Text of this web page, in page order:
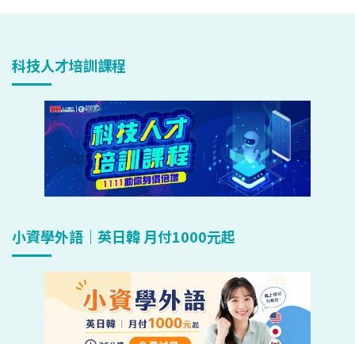
科技人才培訓課程
小資學外語｜英日韓 月付1000元起